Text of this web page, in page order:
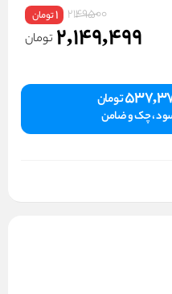
2149500
1تومان
2,149,499 تومان
تومان
، چک و ضامن